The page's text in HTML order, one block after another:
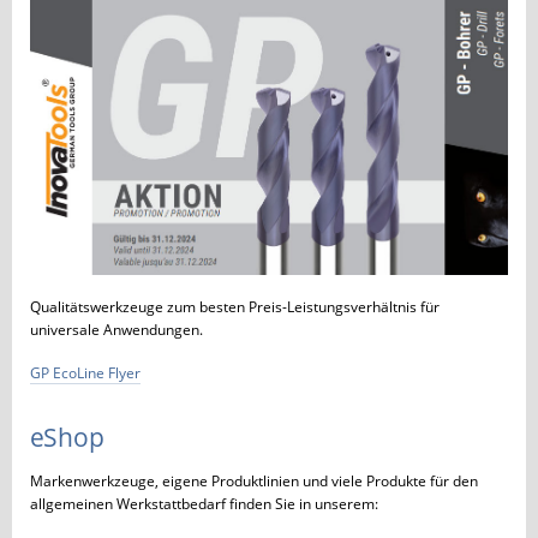
Qualitätswerkzeuge zum besten Preis-Leistungsverhältnis für
universale Anwendungen.
GP EcoLine Flyer
eShop
Markenwerkzeuge, eigene Produktlinien und viele Produkte für den
allgemeinen Werkstattbedarf finden Sie in unserem: